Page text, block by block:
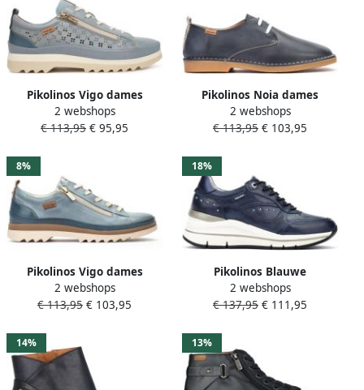
Pikolinos Vigo dames
sneaker Blauw
2 webshops
€ 113,95 € 95,95
Pikolinos Noia dames
veterschoen blauw
2 webshops
€ 113,95 € 103,95
8%
Pikolinos Vigo dames
sneaker blauw
2 webshops
€ 113,95 € 103,95
18%
Pikolinos Blauwe
Damessneaker Girona Stijl
2 webshops
€ 137,95 € 111,95
14% 13%